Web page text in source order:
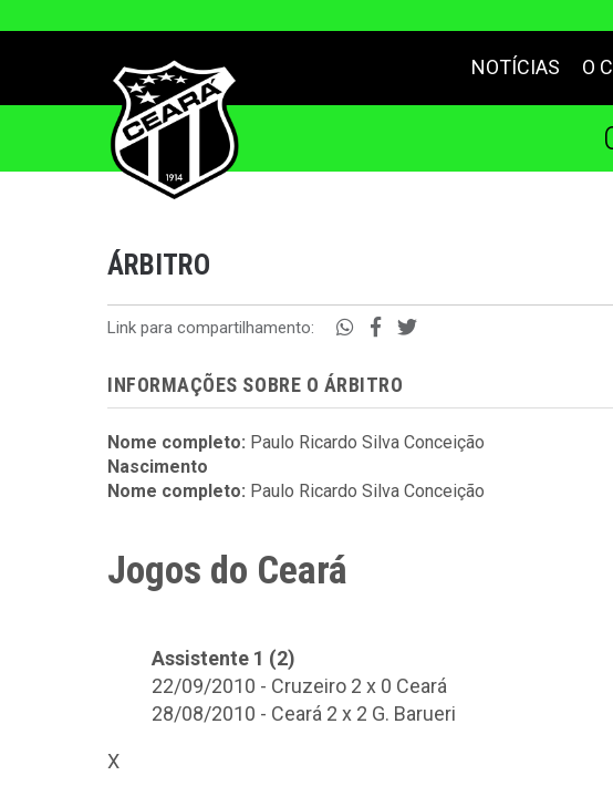
NOTÍCIAS O
ÁRBITRO
Link para compartilhamento:
INFORMAÇÕES SOBRE O ÁRBITRO
Nome completo: Paulo Ricardo Silva Conceição
Nascimento
Nome completo: Paulo Ricardo Silva Conceição
Jogos do Ceará
Assistente 1 (2)
22/09/2010 - Cruzeiro 2 x 0 Ceará
28/08/2010 - Ceará 2 x 2 G. Barueri
X